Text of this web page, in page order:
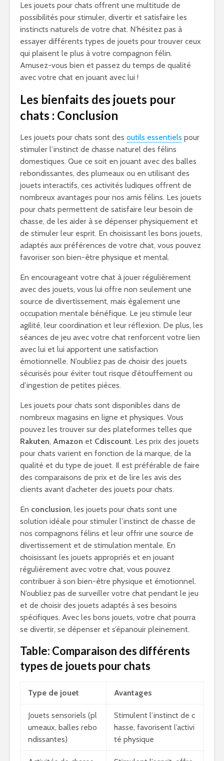
Les jouets pour chats offrent une multitude de
possibilités pour stimuler, divertir et satisfaire les
instincts naturels de votre chat. N’hésitez pas à
essayer différents types de jouets pour trouver ceux
qui plaisent le plus à votre compagnon félin.
Amusez-vous bien et passez du temps de qualité
avec votre chat en jouant avec lui !
Les bienfaits des jouets pour
chats : Conclusion
Les jouets pour chats sont des outils essentiels pour
stimuler l’instinct de chasse naturel des félins
domestiques. Que ce soit en jouant avec des balles
rebondissantes, des plumeaux ou en utilisant des
jouets interactifs, ces activités ludiques offrent de
nombreux avantages pour nos amis félins. Les jouets
pour chats permettent de satisfaire leur besoin de
chasse, de les aider à se dépenser physiquement et
de stimuler leur esprit. En choisissant les bons jouets,
adaptés aux préférences de votre chat, vous pouvez
favoriser son bien-être physique et mental.
En encourageant votre chat à jouer régulièrement
avec des jouets, vous lui offre non seulement une
source de divertissement, mais également une
occupation mentale bénéfique. Le jeu stimule leur
agilité, leur coordination et leur réflexion. De plus, les
séances de jeu avec votre chat renforcent votre lien
avec lui et lui apportent une satisfaction
émotionnelle. N’oubliez pas de choisir des jouets
sécurisés pour éviter tout risque d’étouffement ou
d’ingestion de petites pièces.
Les jouets pour chats sont disponibles dans de
nombreux magasins en ligne et physiques. Vous
pouvez les trouver sur des plateformes telles que
Rakuten, Amazon et Cdiscount. Les prix des jouets
pour chats varient en fonction de la marque, de la
qualité et du type de jouet. Il est préférable de faire
des comparaisons de prix et de lire les avis des
clients avant d’acheter des jouets pour chats.
En conclusion, les jouets pour chats sont une
solution idéale pour stimuler l’instinct de chasse de
nos compagnons félins et leur offrir une source de
divertissement et de stimulation mentale. En
choisissant les jouets appropriés et en jouant
régulièrement avec votre chat, vous pouvez
contribuer à son bien-être physique et émotionnel.
N’oubliez pas de surveiller votre chat pendant le jeu
et de choisir des jouets adaptés à ses besoins
spécifiques. Avec les bons jouets, votre chat pourra
se divertir, se dépenser et s’épanouir pleinement.
Table: Comparaison des différents
types de jouets pour chats
Type de jouet Avantages
Jouets sensoriels (pl
umeaux, balles rebo
ndissantes)
Stimulent l’instinct de c
hasse, favorisent l’activi
té physique